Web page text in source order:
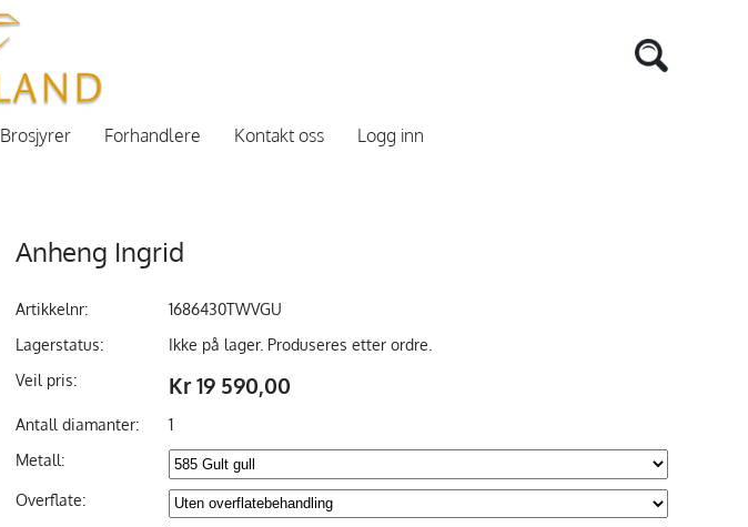
Brosjyrer Forhandlere Kontakt oss Logg inn
Anheng Ingrid
Artikkelnr:
1686430TWVGU
Lagerstatus:
Ikke på lager. Produseres etter ordre.
Veil pris:
Kr 19 590,00
Antall diamanter:
1
Metall:
Overflate: